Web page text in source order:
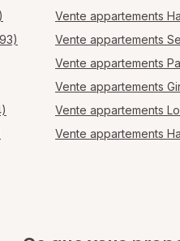
Vente appartements
Vente appartements
Vente appartements
Vente appartements
Vente appartements
Vente appartements